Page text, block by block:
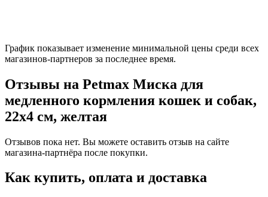
График показывает изменение минимальной цены среди всех
магазинов-партнеров за последнее время.
Отзывы на Petmax Миска для
медленного кормления кошек и собак,
22х4 см, желтая
Отзывов пока нет. Вы можете оставить отзыв на сайте
магазина-партнёра после покупки.
Как купить, оплата и доставка